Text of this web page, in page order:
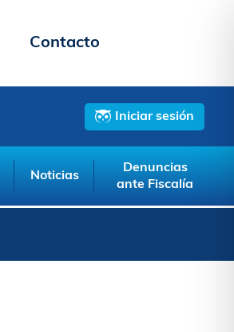
Contacto
Iniciar sesión
Noticias
Denuncias
ante Fiscalía